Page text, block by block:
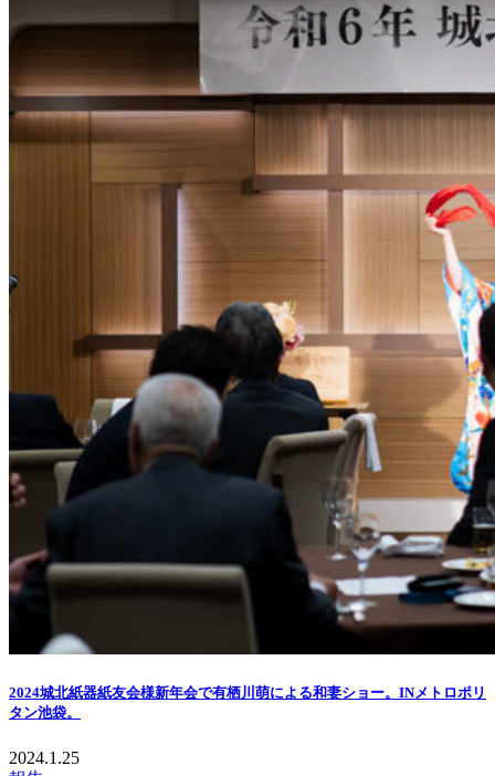
2024城北紙器紙友会様新年会で有栖川萌による和妻ショー。INメトロポリ
タン池袋。
2024.1.25